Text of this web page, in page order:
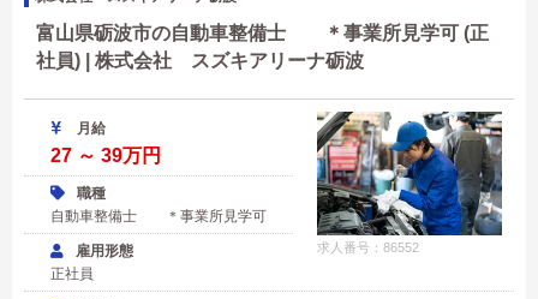
富山県砺波市の自動車整備士 ＊事業所見学可 (正
社員) | 株式会社 スズキアリーナ砺波
求人番号：86552
月給
27 ～ 39万円
職種
自動車整備士 ＊事業所見学可
雇用形態
正社員